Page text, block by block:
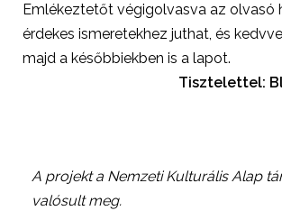
Emlékeztetőt végigolvasva az olvasó
érdekes ismeretekhez juthat, és
majd a későbbiekben is a lapot.
Tisztelettel:
A projekt a Nemzeti Kulturális Alap
valósult meg.